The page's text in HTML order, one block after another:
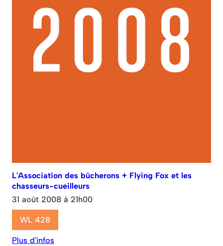
L'Association des bûcherons + Flying Fox et les
chasseurs-cueilleurs
31 août 2008 à 21h00
WL 428
Plus d'infos